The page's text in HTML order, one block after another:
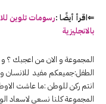
⇐اقرأ أيضًا :رسومات تلوين
بالانجليزية
المجموعة و الان من اعجبك ؟
الطفل:جميعكم مفيد للانسان
انتم ركن للوطن :ما عاشت
المجموعة كلنا نسعى لاسعاد